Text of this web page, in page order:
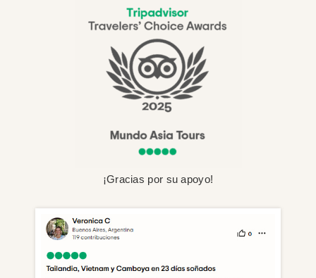
¡Gracias por su apoyo!